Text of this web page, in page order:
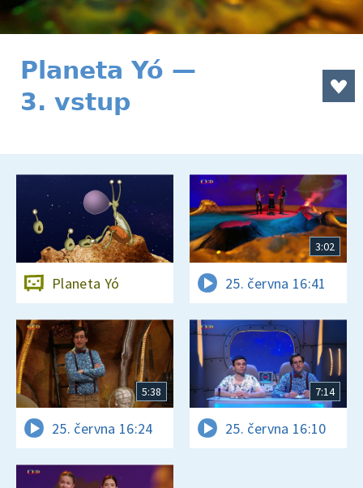
Planeta Yó —
3. vstup
Planeta Yó
3:02
25. června 16:41
5:38
25. června 16:24
7:14
25. června 16:10